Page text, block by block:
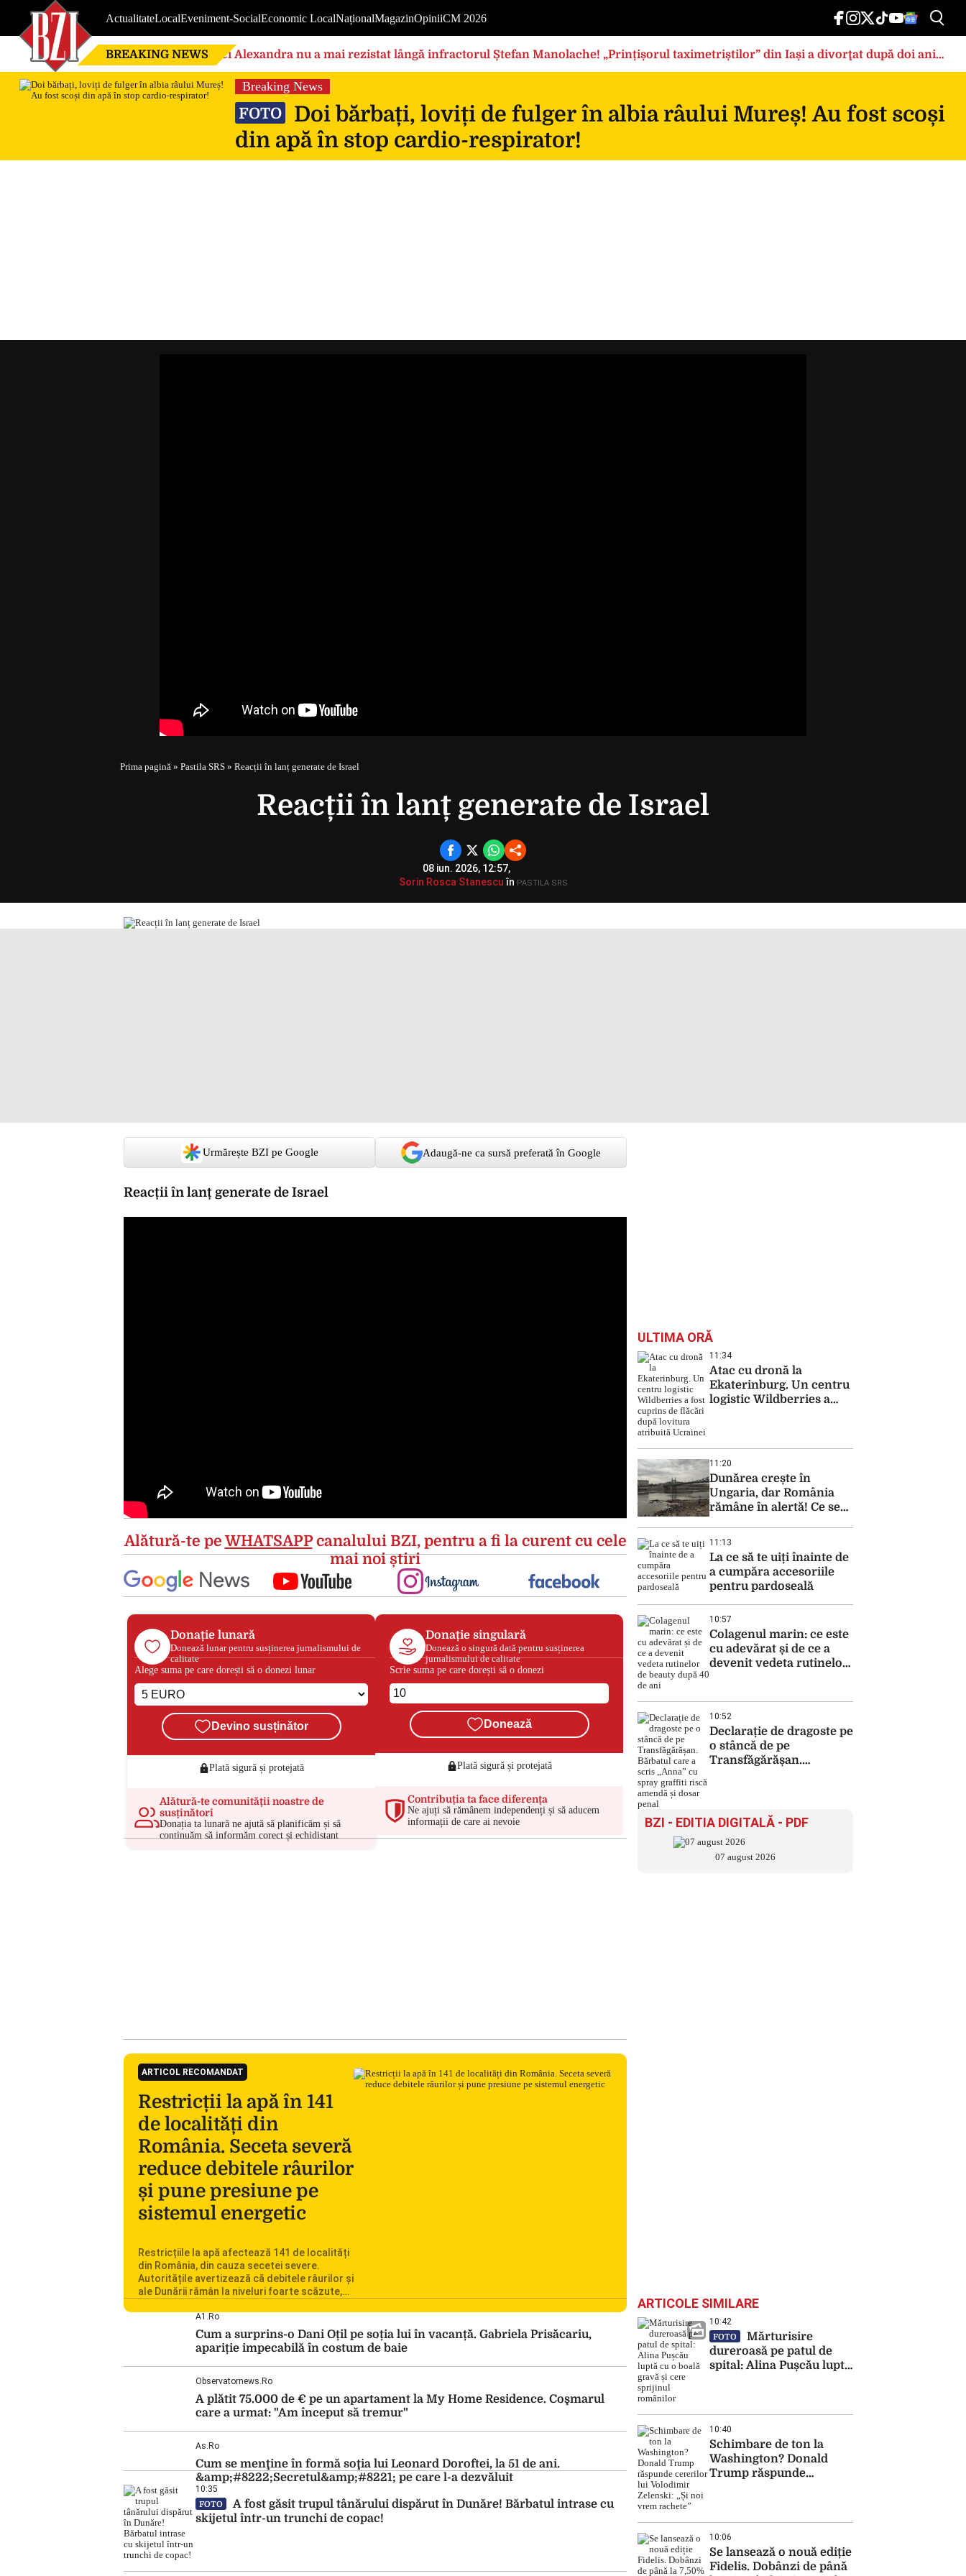
ActualitateLocalEveniment-SocialEconomic LocalNaționalMagazinOpiniiCM 2026
BREAKING NEWS Nici Alexandra nu a mai rezistat lângă infractorul Ștefan Manolache! „Prințișorul taximetriștilor” din Iași a divorţat după doi ani
de căsnicie
Breaking News
FOTO
Doi bărbați, loviți de fulger în albia râului Mureș! Au fost scoși
din apă în stop cardio-respirator!
Prima pagină » Pastila SRS » Reacții în lanț generate de Israel
Reacții în lanț generate de Israel
08 iun. 2026, 12:57,
Sorin Rosca Stanescuîn PASTILA SRS
Urmărește BZI pe Google Adaugă-ne ca sursă preferată în Google
Reacții în lanț generate de Israel
Alătură-te peWHATSAPPcanalului BZI, pentru a fi la curent cu cele
mai noi știri
Donație lunară
Donează lunar pentru susținerea jurnalismului de
calitate
Alege suma pe care dorești să o donezi lunar
Devino susținător
Plată sigură și protejată
Alătură-te comunității noastre de
susținători
Donația ta lunară ne ajută să planificăm și să
continuăm să informăm corect și echidistant
Donație singulară
Donează o singură dată pentru susținerea
jurnalismului de calitate
Scrie suma pe care dorești să o donezi
Donează
Plată sigură și protejată
Contribuția ta face diferența
Ne ajuți să rămânem independenți și să aducem
informații de care ai nevoie
ARTICOL RECOMANDAT
Restricții la apă în 141
de localități din
România. Seceta severă
reduce debitele râurilor
și pune presiune pe
sistemul energetic
Restricțiile la apă afectează 141 de localități
din România, din cauza secetei severe.
Autoritățile avertizează că debitele râurilor și
ale Dunării rămân la niveluri foarte scăzute,
Centralei Nucleare de la Cernavodă. România
se confruntă cu una dintre cele mai dificile
perioade din punct de vedere hidrologic din
ultimii ani. Lipsa […]
A1.ro
Cum a surprins-o Dani Oțil pe soția lui în vacanță. Gabriela Prisăcariu,
apariție impecabilă în costum de baie
Observatornews.ro
A plătit 75.000 de € pe un apartament la My Home Residence. Coşmarul
care a urmat: "Am început să tremur"
As.ro
Cum se menţine în formă soţia lui Leonard Doroftei, la 51 de ani.
&amp;#8222;Secretul&amp;#8221; pe care l-a dezvăluit
10:35
FOTO
A fost găsit trupul tânărului dispărut în Dunăre! Bărbatul intrase cu
skijetul într-un trunchi de copac!
ULTIMA ORĂ
11:34
Atac cu dronă la
Ekaterinburg. Un centru
logistic Wildberries a
11:20
Dunărea crește în
Ungaria, dar România
rămâne în alertă! Ce se
11:13
La ce să te uiți înainte de
a cumpăra accesoriile
pentru pardoseală
10:57
Colagenul marin: ce este
cu adevărat și de ce a
devenit vedeta rutinelor
10:52
Declarație de dragoste pe
o stâncă de pe
Transfăgărășan.
penal
BZI - EDITIA DIGITALĂ - PDF
07 august 2026
ARTICOLE SIMILARE
10:42
FOTO
Mărturisire
dureroasă pe patul de
spital: Alina Pușcău luptă
10:40
Schimbare de ton la
Washington? Donald
Trump răspunde
10:06
Se lansează o nouă ediție
Fidelis. Dobânzi de până